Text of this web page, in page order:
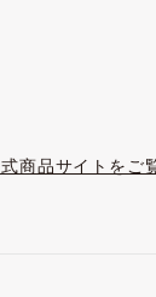
商品サイトをご